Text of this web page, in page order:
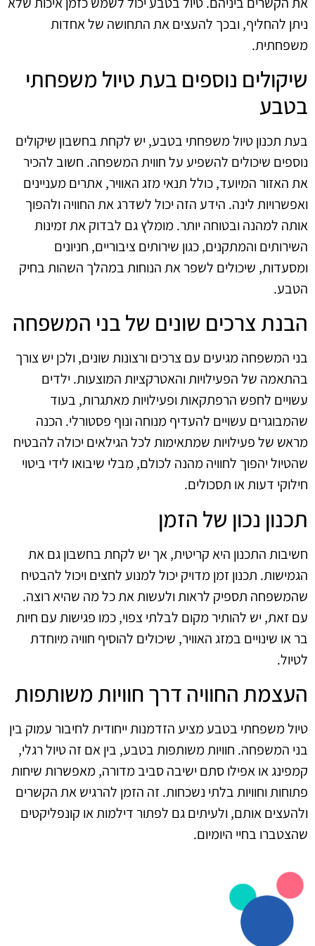
ניתן להחליף, ובכך להעצים את התחושה של אחדות
משפחתית.
שיקולים נוספים בעת טיול משפחתי
בטבע
בעת תכנון טיול משפחתי בטבע, יש לקחת בחשבון שיקולים
נוספים שיכולים להשפיע על חווית המשפחה. חשוב להכיר
את האזור המיועד, כולל תנאי מזג האוויר, אתרים מעניינים
ואפשרויות לינה. הידע הזה יכול לשדרג את החוויה ולהפוך
אותה למהנה ובטוחה יותר. מומלץ גם לבדוק את זמינות
השירותים והמתקנים, כגון שירותים ציבוריים, חניונים
ומסעדות, שיכולים לשפר את הנוחות במהלך השהות בחיק
הטבע.
הבנת צרכים שונים של בני המשפחה
בני המשפחה מגיעים עם צרכים ורצונות שונים, ולכן יש צורך
בהתאמה של הפעילויות והאטרקציות המוצעות. ילדים
עשויים לחפש הרפתקאות ופעילויות מאתגרות, בעוד
שהמבוגרים עשויים להעדיף מנוחה ונוף פסטורלי. הכנה
מראש של פעילויות שמתאימות לכל הגילאים יכולה להבטיח
שהטיול יהפוך לחוויה מהנה לכולם, מבלי שיבואו לידי ביטוי
חילוקי דעות או תסכולים.
תכנון נכון של הזמן
חשיבות התכנון היא קריטית, אך יש לקחת בחשבון גם את
הגמישות. תכנון זמן מדויק יכול למנוע לחצים ויכול להבטיח
שהמשפחה תספיק לראות ולעשות את כל מה שהיא רוצה.
עם זאת, יש להותיר מקום לבלתי צפוי, כמו פגישות עם חיות
בר או שינויים במזג האוויר, שיכולים להוסיף חוויה מיוחדת
לטיול.
העצמת החוויה דרך חוויות משותפות
טיול משפחתי בטבע מציע הזדמנות ייחודית לחיבור עמוק בין
בני המשפחה. חוויות משותפות בטבע, בין אם זה טיול רגלי,
קמפינג או אפילו סתם ישיבה סביב מדורה, מאפשרות שיחות
פתוחות וחוויות בלתי נשכחות. זה הזמן להרגיש את הקשרים
ולהעצים אותם, ולעיתים גם לפתור דילמות או קונפליקטים
שהצטברו בחיי היומיום.